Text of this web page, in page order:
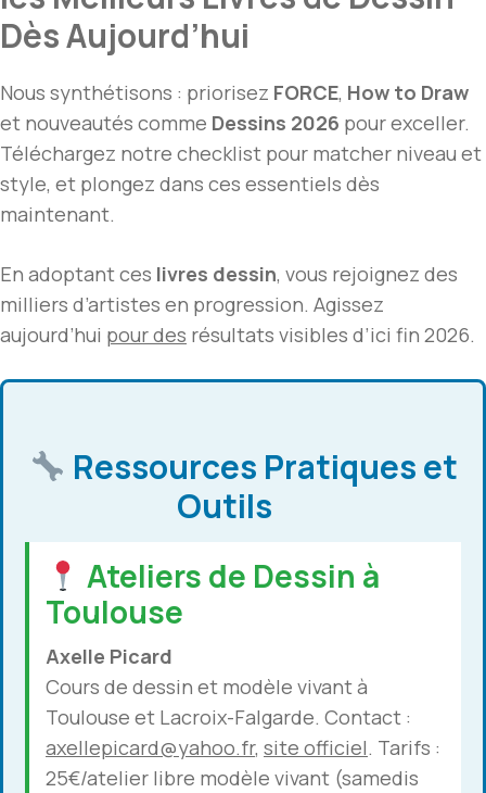
Dès Aujourd’hui
Nous synthétisons : priorisez FORCE, How to Draw
et nouveautés comme Dessins 2026 pour exceller.
Téléchargez notre checklist pour matcher niveau et
style, et plongez dans ces essentiels dès
maintenant.
En adoptant ces livres dessin, vous rejoignez des
milliers d’artistes en progression. Agissez
aujourd’hui pour des résultats visibles d’ici fin 2026.
Ressources Pratiques et
Outils
Ateliers de Dessin à
Toulouse
Axelle Picard
Cours de dessin et modèle vivant à
Toulouse et Lacroix-Falgarde. Contact :
axellepicard@yahoo.fr, site officiel. Tarifs :
25€/atelier libre modèle vivant (samedis